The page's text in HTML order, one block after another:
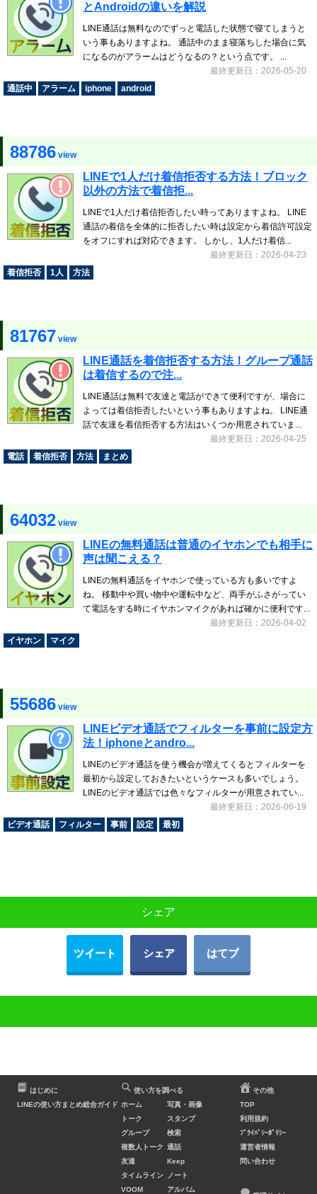
とAndroidの違いを解説
LINE通話は無料なのでずっと電話した状態で寝てしまうと
いう事もありますよね。 通話中のまま寝落ちした場合に気
になるのがアラームはどうなるの？という点です。 ...
最終更新日：2026-05-20
通話中
アラーム iphone android
88786 view
LINEで1人だけ着信拒否する方法！ブロック
以外の方法で着信拒...
LINEで1人だけ着信拒否したい時ってありますよね。 LINE
通話の着信を全体的に拒否したい時は設定から着信許可設定
をオフにすれば対応できます。 しかし、1人だけ着信...
最終更新日：2026-04-23
着信拒否
1人 方法
81767 view
LINE通話を着信拒否する方法！グループ通話
は着信するので注...
LINE通話は無料で友達と電話ができて便利ですが、場合に
よっては着信拒否したいという事もありますよね。 LINE通
話で友達を着信拒否する方法はいくつか用意されていま...
最終更新日：2026-04-25
電話
着信拒否 方法 まとめ
64032 view
LINEの無料通話は普通のイヤホンでも相手に
声は聞こえる？
LINEの無料通話をイヤホンで使っている方も多いですよ
ね。 移動中や買い物中や運転中など、両手がふさがってい
て電話をする時にイヤホンマイクがあれば確かに便利です...
最終更新日：2026-04-02
イヤホン
マイク
55686 view
LINEビデオ通話でフィルターを事前に設定方
法！iphoneとandro...
LINEのビデオ通話を使う機会が増えてくるとフィルターを
最初から設定しておきたいというケースも多いでしょう。
LINEのビデオ通話では色々なフィルターが用意されてい...
最終更新日：2026-06-19
ビデオ通話
フィルター 事前 設定 最初
シェア
ツイート シェア はてブ
はじめに
LINEの使い方まとめ総合ガイド
使い方を調べる
ホーム
トーク
グループ
複数人トーク
友達
タイムライン
VOOM
写真・画像
スタンプ
検索
通話
Keep
ノート
アルバム
その他
TOP
利用規約
ﾌﾟﾗｲﾊﾞｼｰﾎﾟﾘｼｰ
運営者情報
問い合わせ